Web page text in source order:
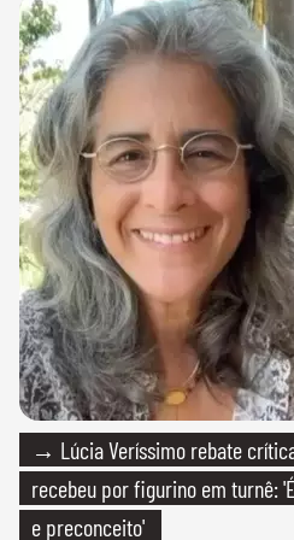
→ Lúcia Veríssimo rebate
recebeu por figurino em turnê:
e preconceito'